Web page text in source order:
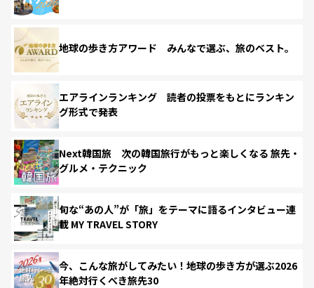
地球の歩き方アワード みんなで選ぶ、旅のベスト。
エアラインランキング 読者の投票をもとにランキン
グ形式で発表
Next韓国旅 次の韓国旅行がもっと楽しくなる 旅先・
グルメ・テクニック
旬な“あの人”が「旅」をテーマに語るインタビュー連
載 MY TRAVEL STORY
今、こんな旅がしてみたい！地球の歩き方が選ぶ2026
年絶対行くべき旅先30